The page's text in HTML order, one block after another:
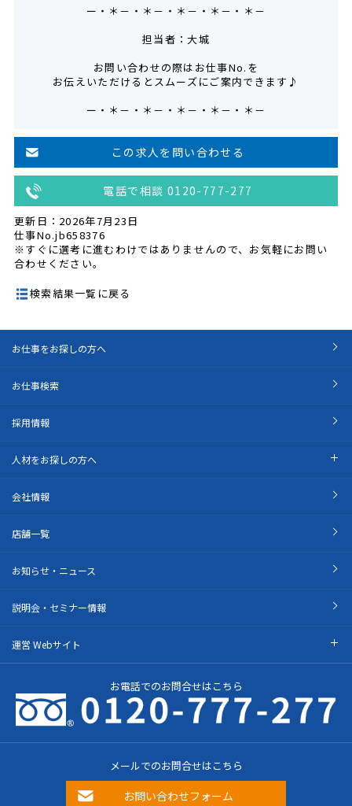
ー・＊－・＊－・＊－・＊－・＊－
担当者：大城
お問い合わせの際はお仕事No.を
お伝えいただけるとスムーズにご案内できます♪
ー・＊－・＊－・＊－・＊－・＊－
この求人を問い合わせる
電話で相談 0120-777-277
更新日：2026年7月23日
仕事No.jb658376
※すぐに選考に進むわけではありませんので、お気軽にお問い
合わせください。
検索結果一覧に戻る
お仕事をお探しの方へ
お仕事検索
採用情報
人材をお探しの方へ
会社情報
店舗一覧
お知らせ・ニュース
説明会・セミナー情報
運営 Webサイト
お電話でのお問合せはこちら
メールでのお問合せはこちら
お問い合わせフォーム